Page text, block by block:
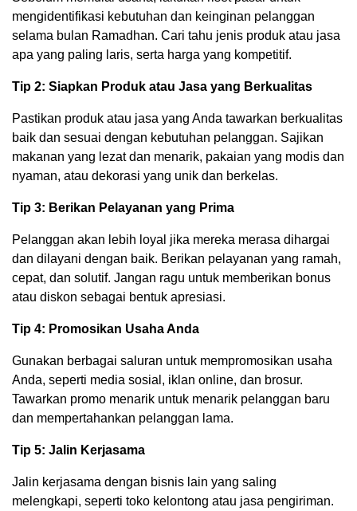
mengidentifikasi kebutuhan dan keinginan pelanggan
selama bulan Ramadhan. Cari tahu jenis produk atau jasa
apa yang paling laris, serta harga yang kompetitif.
Tip 2: Siapkan Produk atau Jasa yang Berkualitas
Pastikan produk atau jasa yang Anda tawarkan berkualitas
baik dan sesuai dengan kebutuhan pelanggan. Sajikan
makanan yang lezat dan menarik, pakaian yang modis dan
nyaman, atau dekorasi yang unik dan berkelas.
Tip 3: Berikan Pelayanan yang Prima
Pelanggan akan lebih loyal jika mereka merasa dihargai
dan dilayani dengan baik. Berikan pelayanan yang ramah,
cepat, dan solutif. Jangan ragu untuk memberikan bonus
atau diskon sebagai bentuk apresiasi.
Tip 4: Promosikan Usaha Anda
Gunakan berbagai saluran untuk mempromosikan usaha
Anda, seperti media sosial, iklan online, dan brosur.
Tawarkan promo menarik untuk menarik pelanggan baru
dan mempertahankan pelanggan lama.
Tip 5: Jalin Kerjasama
Jalin kerjasama dengan bisnis lain yang saling
melengkapi, seperti toko kelontong atau jasa pengiriman.